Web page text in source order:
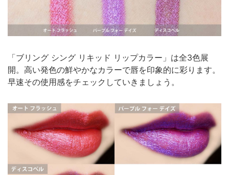
「ブリング シング リキッド リップカラー」は全3色展
開。高い発色の鮮やかなカラーで唇を印象的に彩ります。
早速その使用感をチェックしていきましょう。